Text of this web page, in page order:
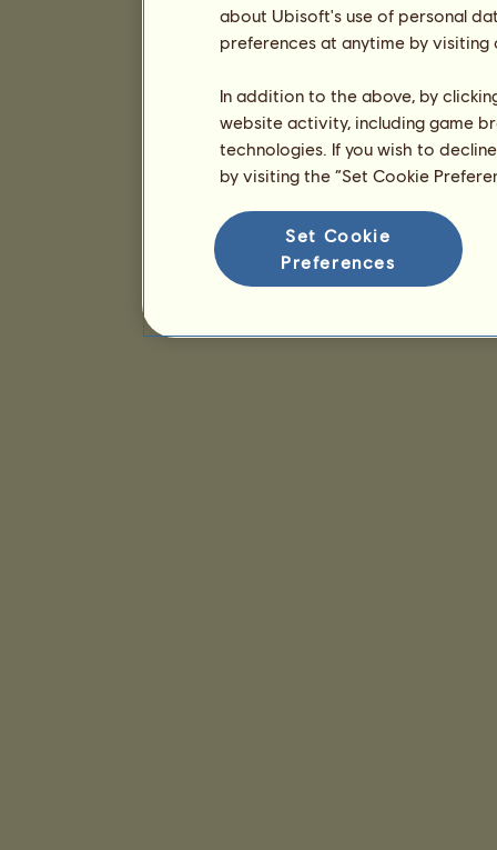
about Ubisoft's use of personal
preferences at anytime by
In addition to the above, by
website activity, including game
technologies. If you wish to
by visiting the “Set Cookie
Set Cookie
Preferences